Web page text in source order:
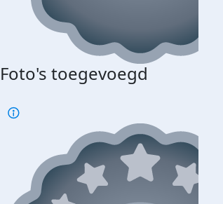
Foto's toegevoegd